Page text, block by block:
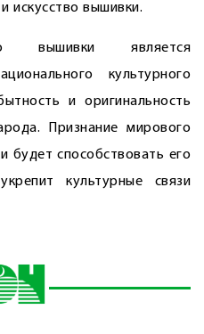
искусство вышивки.
вышивки является
культурного
и оригинальность
Признание мирового
будет способствовать его
культурные связи